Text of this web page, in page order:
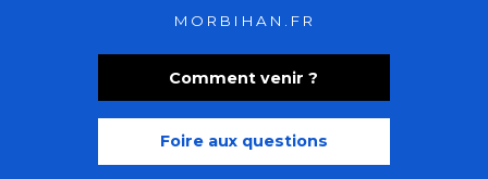
Comment venir ?
Foire aux questions
MORBIHAN.FR